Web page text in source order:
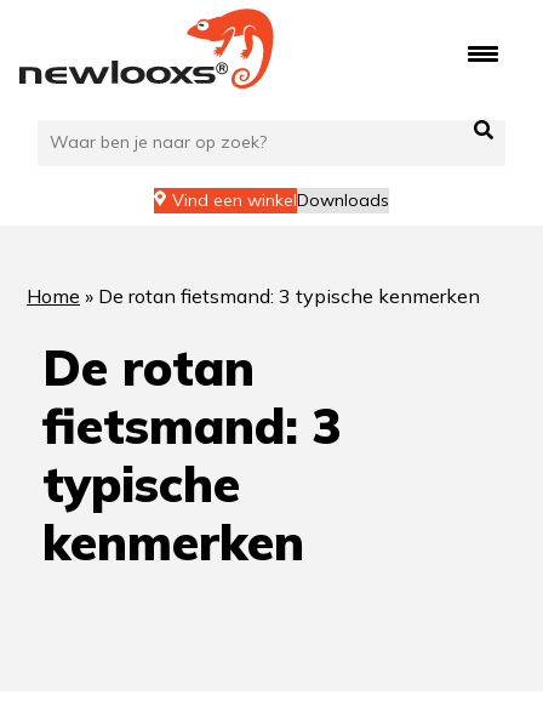
de
Vind een winkelDownloads
Home » De rotan fietsmand: 3 typische kenmerken
De rotan
fietsmand: 3
typische
kenmerken